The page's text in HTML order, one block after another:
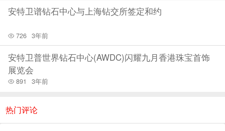
安特卫谱钻石中心与上海钻交所签定和约
726 3年前
安特卫普世界钻石中心(AWDC)闪耀九月香港珠宝首饰
展览会
891 3年前
热门评论